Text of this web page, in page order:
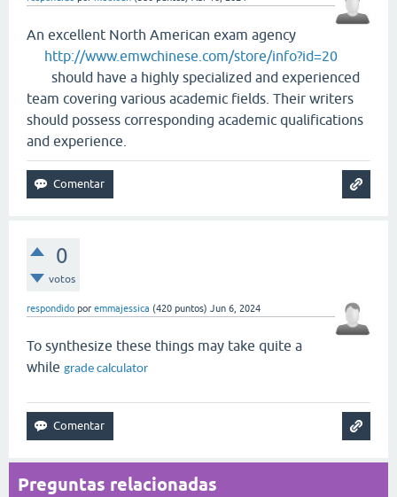
An excellent North American exam agency
http://www.emwchinese.com/store/info?id=20
should have a highly specialized and experienced
team covering various academic fields. Their writers
should possess corresponding academic qualifications
and experience.
0
votos
respondido por emmajessica (420 puntos) Jun 6, 2024
To synthesize these things may take quite a
while grade calculator
Preguntas relacionadas